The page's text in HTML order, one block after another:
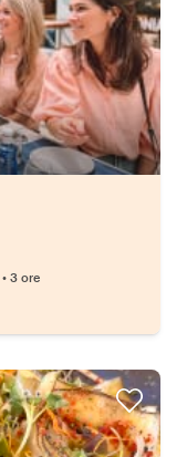
• 3 ore